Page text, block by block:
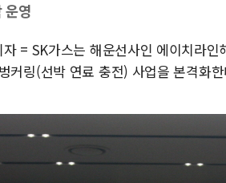
운영
= SK가스는 해운선사인 에이치라
커링(선박 연료 충전) 사업을 본격화